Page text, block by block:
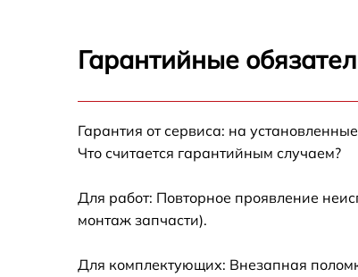
Гарантийные
Гарантия от сервиса: на
Что считается гарантийным случаем?
Для работ: Повторное проявление
монтаж запчасти).
Для комплектующих: Внезапная